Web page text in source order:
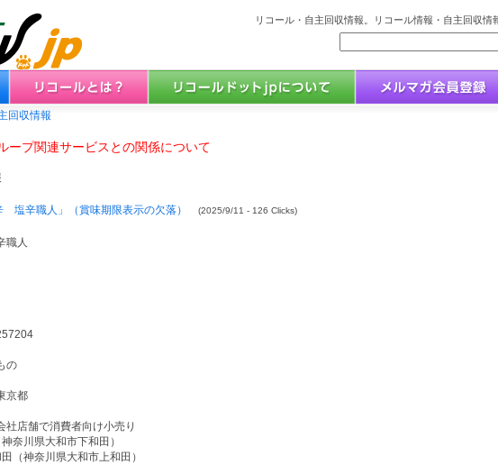
リコール・自主回収情報。リコール情報・自主回収情
回収情報
ープ関連サービスとの関係について
塩辛職人」（賞味期限表示の欠落）
(2025/9/11 - 126 Clicks)
職人
の
京都
社店舗で消費者向け小売り
奈川県大和市下和田）
（神奈川県大和市上和田）